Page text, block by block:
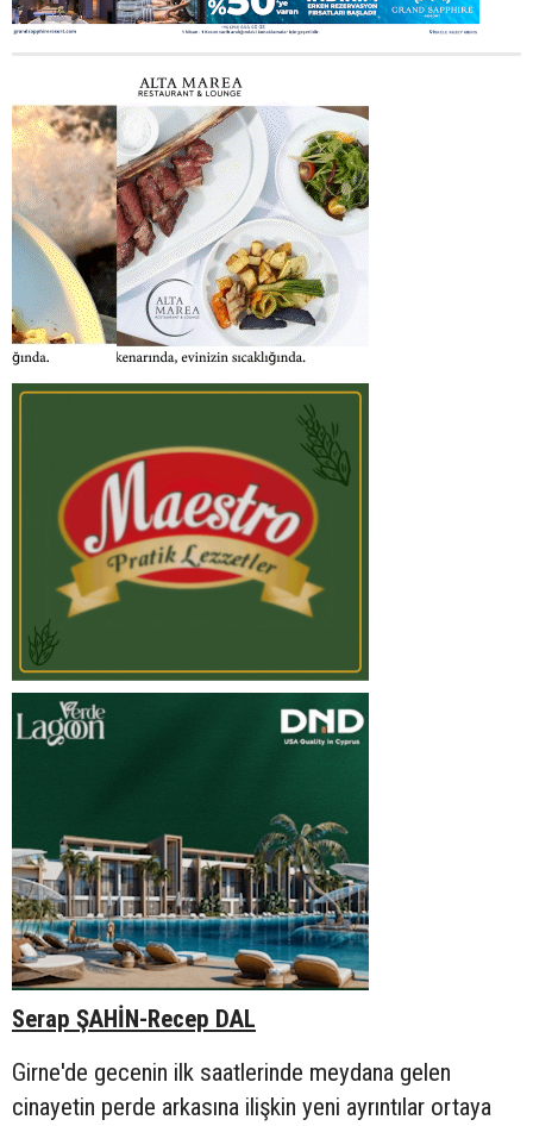
Serap ŞAHİN-Recep DAL
Girne'de gecenin ilk saatlerinde meydana gelen
cinayetin perde arkasına ilişkin yeni ayrıntılar ortaya